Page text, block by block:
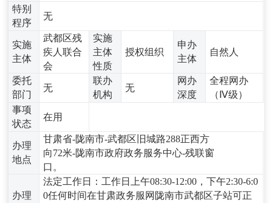
特别
程序
无
实施
主体
武都区残
疾人联合
会
实施
主体
性质
授权组织
申办
主体
自然人
委托
部门
无
联办
机构
无
网办
深度
全程网办
（Ⅳ级）
事项
状态
在用
办理
地点
甘肃省-陇南市-武都区旧城路288正西方
向72米-陇南市政府政务服务中心-残联窗
口。
办理
法定工作日：工作日上午08:30-12:00，下午2:30-6:0
0任何时间在甘肃政务服网陇南市武都区子站可正